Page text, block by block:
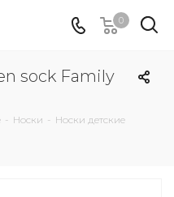
0
sock Family
- Носки - Носки детские